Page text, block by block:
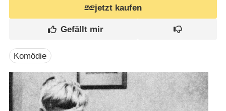
jetzt kaufen
Komödie